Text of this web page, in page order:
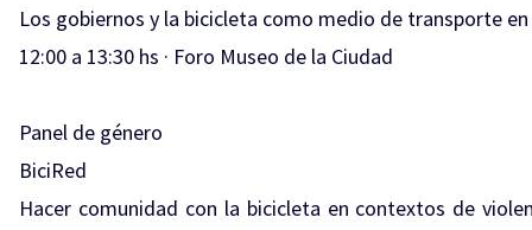
Los gobiernos y la bicicleta como medio de transporte en
12:00 a 13:30 hs · Foro Museo de la Ciudad
Panel de género
BiciRed
Hacer comunidad con la bicicleta en contextos de